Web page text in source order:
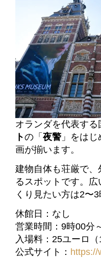
オランダを代表する
トの「 夜警 」をは
画が揃います。
建物自体も荘厳で
るスポットです。
くり見たい方は2〜
休館日：なし
営業時間：9時00分
入場料：25ユーロ（
公式サイト： https://